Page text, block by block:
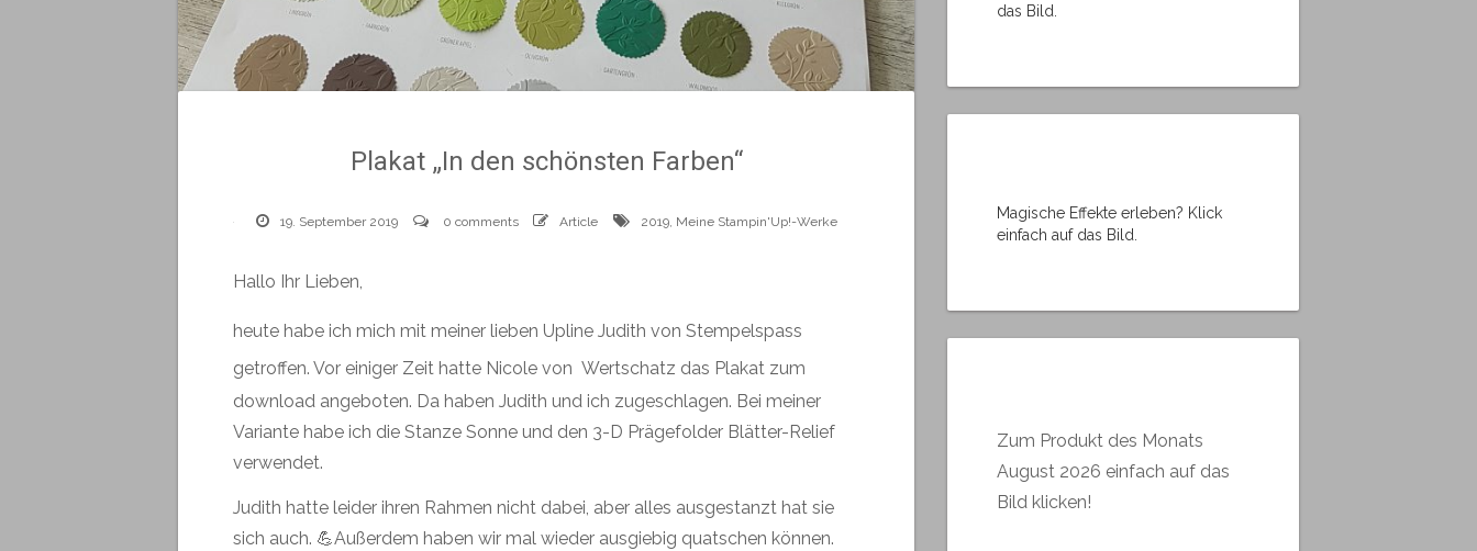
Plakat „In den schönsten Farben“
19. September 2019 0 comments Article 2019, Meine Stampin'Up!-Werke
Hallo Ihr Lieben,
heute habe ich mich mit meiner lieben Upline Judith von Stempelspass
getroffen. Vor einiger Zeit hatte Nicole von Wertschatz das Plakat zum
download angeboten. Da haben Judith und ich zugeschlagen. Bei meiner
Variante habe ich die Stanze Sonne und den 3-D Prägefolder Blätter-Relief
verwendet.
Judith hatte leider ihren Rahmen nicht dabei, aber alles ausgestanzt hat sie
sich auch. 💪Außerdem haben wir mal wieder ausgiebig quatschen können.
das Bild.
Magische Effekte erleben? Klick
einfach auf das Bild.
Zum Produkt des Monats
August 2026 einfach auf das
Bild klicken!